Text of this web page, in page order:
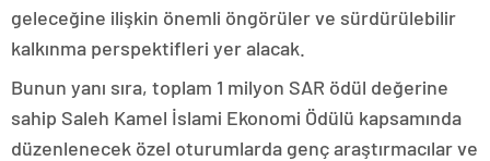
geleceğine ilişkin önemli öngörüler ve sürdürülebilir
kalkınma perspektifleri yer alacak.
Bunun yanı sıra, toplam 1 milyon SAR ödül değerine
sahip Saleh Kamel İslami Ekonomi Ödülü kapsamında
düzenlenecek özel oturumlarda genç araştırmacılar ve